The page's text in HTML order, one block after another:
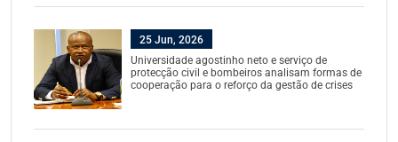
25 Jun, 2026
Universidade agostinho neto e serviço de
protecção civil e bombeiros analisam formas de
cooperação para o reforço da gestão de crises